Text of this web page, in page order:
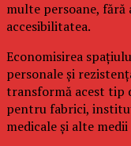
multe persoane,
accesibilitatea.
Economisirea
personale și
transformă acest tip
pentru fabrici,
medicale și alte